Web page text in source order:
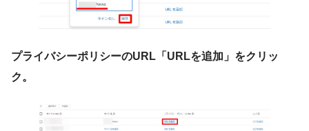
プライバシーポリシーのURL「URLを追加」をクリッ
ク。